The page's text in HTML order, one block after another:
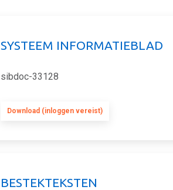
SYSTEEM INFORMATIEBLAD
sibdoc-33128
Download (inloggen vereist)
BESTEKTEKSTEN